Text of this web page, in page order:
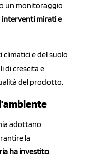
un monitoraggio
mirati e
climatici e del suolo
di crescita e
del prodotto.
adottano
la
ha investito